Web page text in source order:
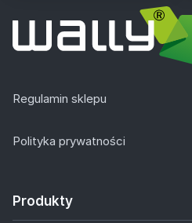
Regulamin sklepu
Polityka prywatności
Produkty